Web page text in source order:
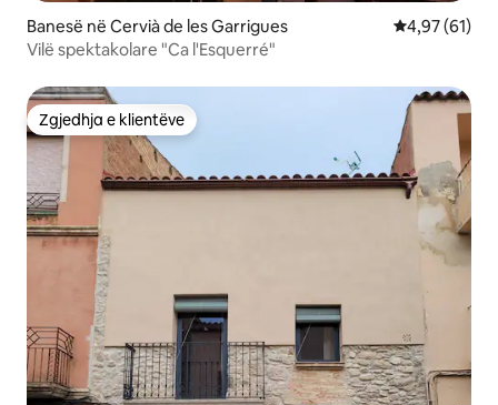
Banesë në Cervià de les Garrigues Vlerësimi
4,97 (61)
Vilë spektakolare "Ca l'Esquerré"
Zgjedhja e klientëve
Zgjedhja e klientëve